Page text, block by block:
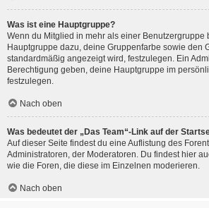
Was ist eine Hauptgruppe?
Wenn du Mitglied in mehr als einer Benutzergruppe
Hauptgruppe dazu, deine Gruppenfarbe sowie den
standardmäßig angezeigt wird, festzulegen. Ein
Berechtigung geben, deine Hauptgruppe im
festzulegen.
Nach oben
Was bedeutet der „Das Team“-Link auf der
Auf dieser Seite findest du eine Auflistung des
Administratoren, der Moderatoren. Du findest hier
wie die Foren, die diese im Einzelnen moderieren.
Nach oben